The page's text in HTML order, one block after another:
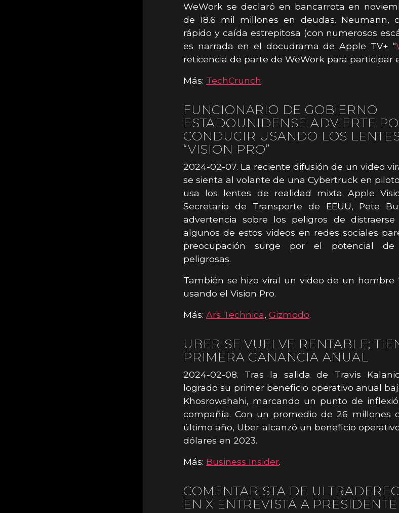
WeWork se declaró en bancarrota en
de 18.6 mil millones en deudas. Neumann,
rápido y caída estrepitosa (con numerosos
es narrada en el docudrama de Apple TV+ “
reticencia de parte de WeWork para participar
Más: TechCrunch.
FUNCIONARIO DE GOBIERNO
ESTADOUNIDENSE ADVIERTE
CONDUCIR USANDO LOS
“VISION PRO”
2024-02-07. La reciente difusión de un video
se sienta al volante de una Cybertruck en
usa los lentes de realidad mixta Apple
Secretario de Transporte de EEUU, Pete
advertencia sobre los peligros de
algunos de estos videos en redes sociales
preocupación surge por el potencial de
peligrosas.
También se hizo viral un video de un hombre
usando el Vision Pro.
Más: Ars Technica, Gizmodo.
UBER SE VUELVE RENTABLE;
PRIMERA GANANCIA ANUAL
2024-02-08. Tras la salida de Travis
logrado su primer beneficio operativo anual
Khosrowshahi, marcando un punto de
compañía. Con un promedio de 26 millones
último año, Uber alcanzó un beneficio
dólares en 2023.
Más: Business Insider.
COMENTARISTA DE
EN X ENTREVISTA A